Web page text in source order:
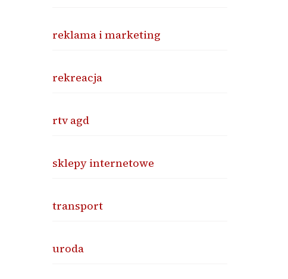
reklama i marketing
rekreacja
rtv agd
sklepy internetowe
transport
uroda